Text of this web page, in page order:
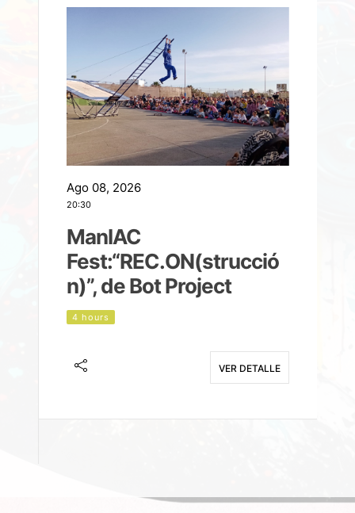
Ago 08, 2026
20:30
ManIAC
Fest:“REC.ON(strucció
n)”, de Bot Project
4 hours
VER DETALLE